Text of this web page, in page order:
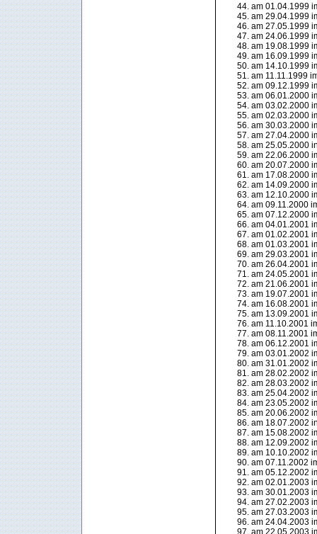
am 01.04.1999
am 29.04.1999
am 27.05.1999
am 24.06.1999
am 19.08.1999
am 16.09.1999
am 14.10.1999
am 11.11.1999
am 09.12.1999
am 06.01.2000
am 03.02.2000
am 02.03.2000
am 30.03.2000
am 27.04.2000
am 25.05.2000
am 22.06.2000
am 20.07.2000
am 17.08.2000
am 14.09.2000
am 12.10.2000
am 09.11.2000
am 07.12.2000
am 04.01.2001
am 01.02.2001
am 01.03.2001
am 29.03.2001
am 26.04.2001
am 24.05.2001
am 21.06.2001
am 19.07.2001
am 16.08.2001
am 13.09.2001
am 11.10.2001
am 08.11.2001
am 06.12.2001
am 03.01.2002
am 31.01.2002
am 28.02.2002
am 28.03.2002
am 25.04.2002
am 23.05.2002
am 20.06.2002
am 18.07.2002
am 15.08.2002
am 12.09.2002
am 10.10.2002
am 07.11.2002
am 05.12.2002
am 02.01.2003
am 30.01.2003
am 27.02.2003
am 27.03.2003
am 24.04.2003
am 22.05.2003